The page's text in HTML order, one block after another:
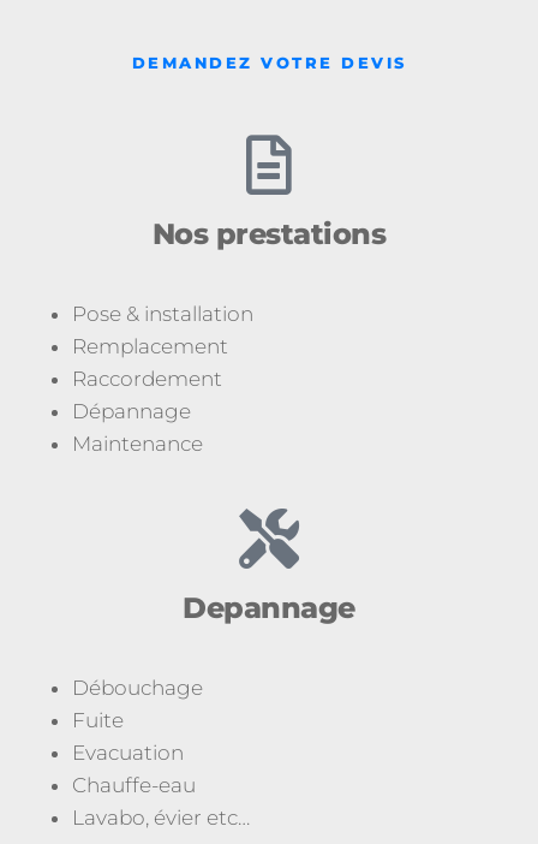
DEMANDEZ VOTRE DEVIS
Nos prestations
Pose & installation
Remplacement
Raccordement
Dépannage
Maintenance
Depannage
Débouchage
Fuite
Evacuation
Chauffe-eau
Lavabo, évier etc…